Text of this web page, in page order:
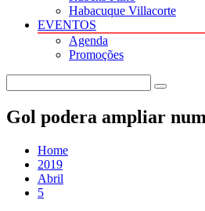
Habacuque Villacorte
EVENTOS
Agenda
Promoções
Gol podera ampliar
Home
2019
Abril
5